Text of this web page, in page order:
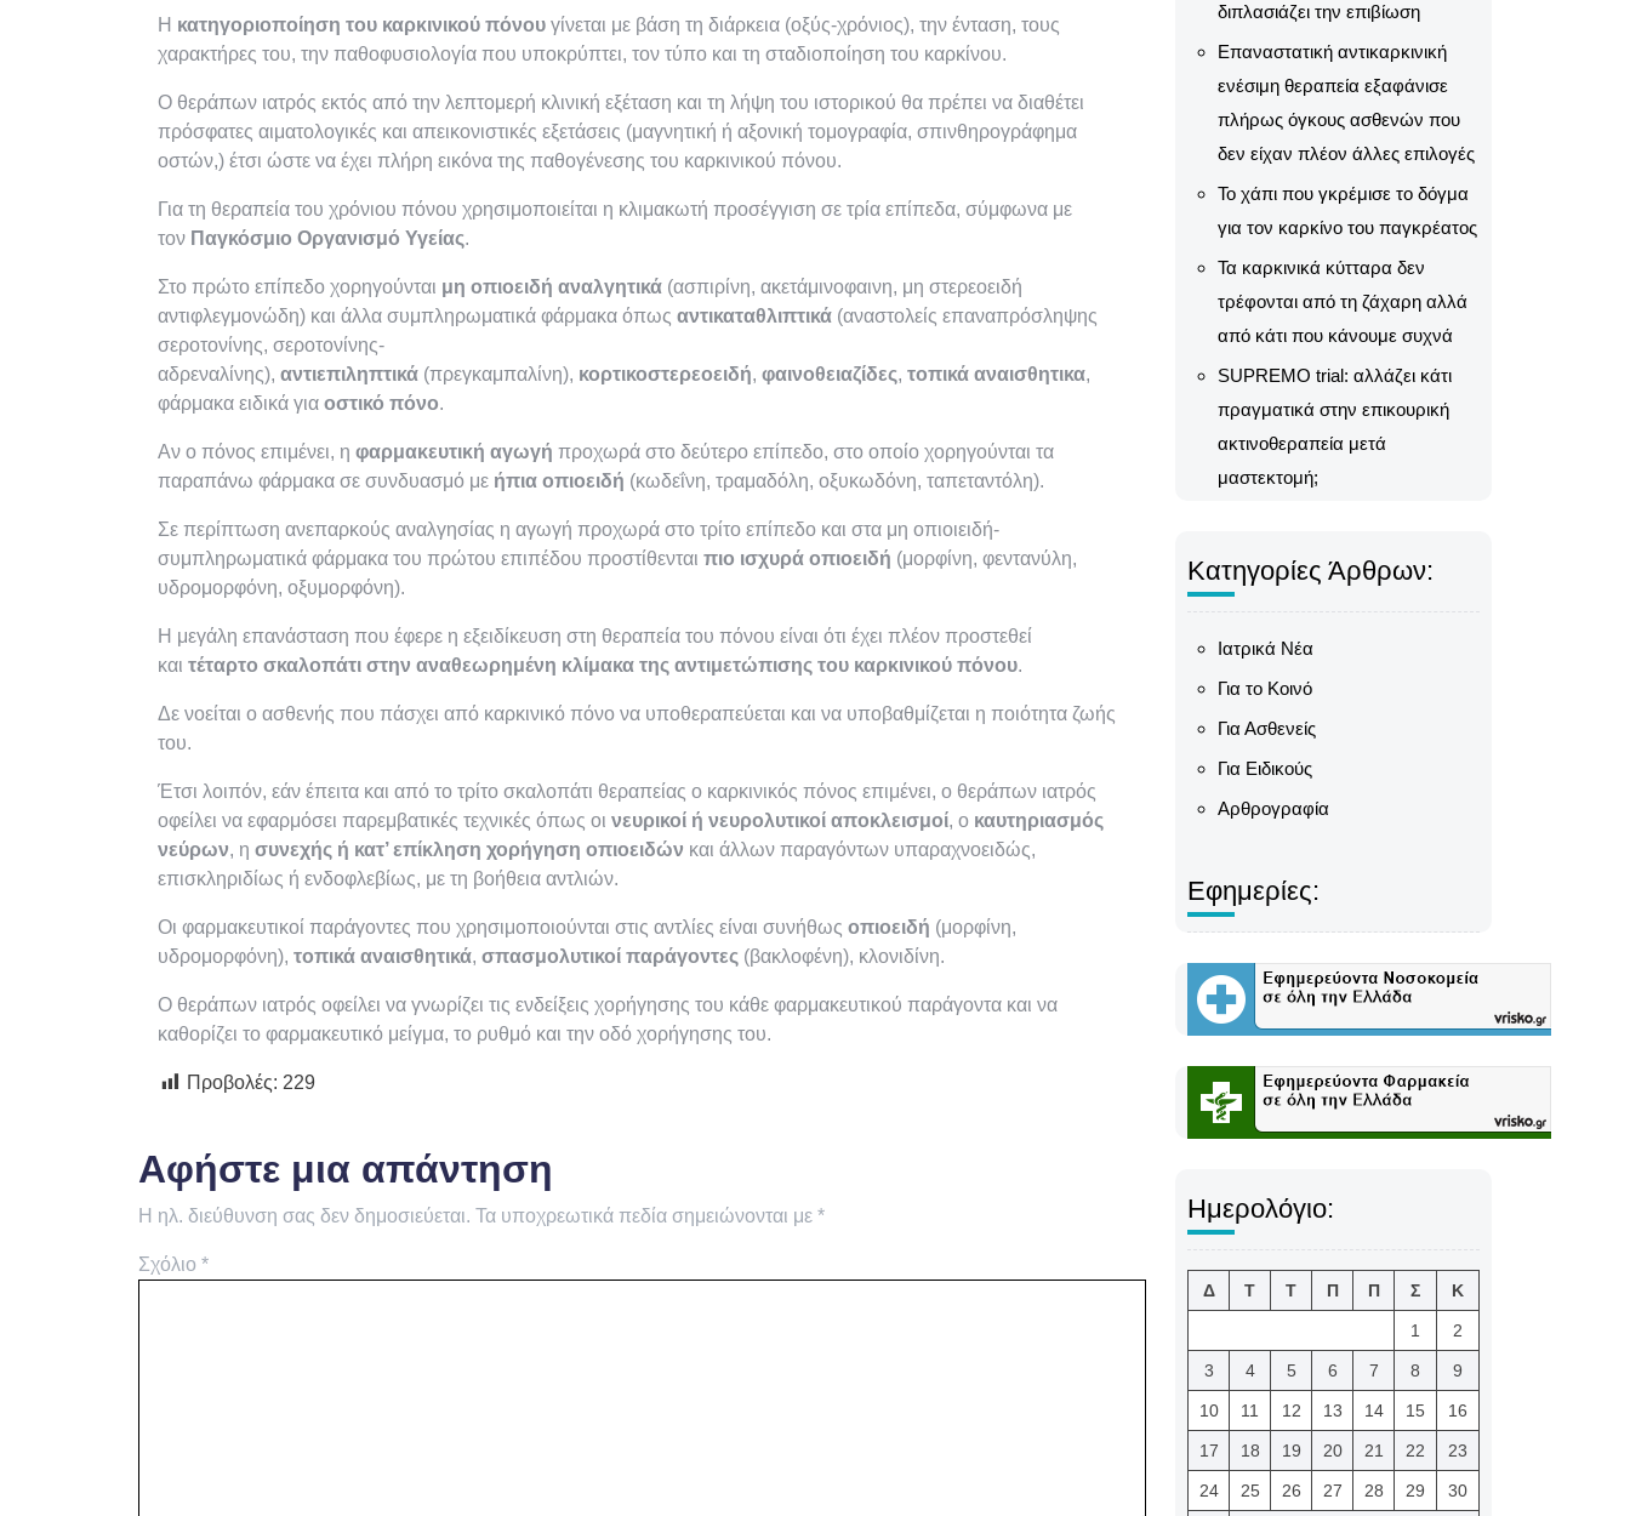
Η κατηγοριοποίηση του καρκινικού πόνου γίνεται με βάση τη διάρκεια (οξύς-χρόνιος), την ένταση, τους
χαρακτήρες του, την παθοφυσιολογία που υποκρύπτει, τον τύπο και τη σταδιοποίηση του καρκίνου.
Ο θεράπων ιατρός εκτός από την λεπτομερή κλινική εξέταση και τη λήψη του ιστορικού θα πρέπει να διαθέτει
πρόσφατες αιματολογικές και απεικονιστικές εξετάσεις (μαγνητική ή αξονική τομογραφία, σπινθηρογράφημα
οστών,) έτσι ώστε να έχει πλήρη εικόνα της παθογένεσης του καρκινικού πόνου.
Για τη θεραπεία του χρόνιου πόνου χρησιμοποιείται η κλιμακωτή προσέγγιση σε τρία επίπεδα, σύμφωνα με
τον Παγκόσμιο Οργανισμό Υγείας.
Στο πρώτο επίπεδο χορηγούνται μη οπιοειδή αναλγητικά (ασπιρίνη, ακετάμινοφαινη, μη στερεοειδή
αντιφλεγμονώδη) και άλλα συμπληρωματικά φάρμακα όπως αντικαταθλιπτικά (αναστολείς επαναπρόσληψης
σεροτονίνης, σεροτονίνης-
αδρεναλίνης), αντιεπιληπτικά (πρεγκαμπαλίνη), κορτικοστερεοειδή, φαινοθειαζίδες, τοπικά αναισθητικα,
φάρμακα ειδικά για οστικό πόνο.
Αν ο πόνος επιμένει, η φαρμακευτική αγωγή προχωρά στο δεύτερο επίπεδο, στο οποίο χορηγούνται τα
παραπάνω φάρμακα σε συνδυασμό με ήπια οπιοειδή (κωδεΐνη, τραμαδόλη, οξυκωδόνη, ταπεταντόλη).
Σε περίπτωση ανεπαρκούς αναλγησίας η αγωγή προχωρά στο τρίτο επίπεδο και στα μη οπιοιειδή-
συμπληρωματικά φάρμακα του πρώτου επιπέδου προστίθενται πιο ισχυρά οπιοειδή (μορφίνη, φεντανύλη,
υδρομορφόνη, οξυμορφόνη).
Η μεγάλη επανάσταση που έφερε η εξειδίκευση στη θεραπεία του πόνου είναι ότι έχει πλέον προστεθεί
και τέταρτο σκαλοπάτι στην αναθεωρημένη κλίμακα της αντιμετώπισης του καρκινικού πόνου.
Δε νοείται ο ασθενής που πάσχει από καρκινικό πόνο να υποθεραπεύεται και να υποβαθμίζεται η ποιότητα ζωής
του.
Έτσι λοιπόν, εάν έπειτα και από το τρίτο σκαλοπάτι θεραπείας ο καρκινικός πόνος επιμένει, ο θεράπων ιατρός
οφείλει να εφαρμόσει παρεμβατικές τεχνικές όπως οι νευρικοί ή νευρολυτικοί αποκλεισμοί, ο καυτηριασμός
νεύρων, η συνεχής ή κατ’ επίκληση χορήγηση οπιοειδών και άλλων παραγόντων υπαραχνοειδώς,
επισκληριδίως ή ενδοφλεβίως, με τη βοήθεια αντλιών.
Οι φαρμακευτικοί παράγοντες που χρησιμοποιούνται στις αντλίες είναι συνήθως οπιοειδή (μορφίνη,
υδρομορφόνη), τοπικά αναισθητικά, σπασμολυτικοί παράγοντες (βακλοφένη), κλονιδίνη.
Ο θεράπων ιατρός οφείλει να γνωρίζει τις ενδείξεις χορήγησης του κάθε φαρμακευτικού παράγοντα και να
καθορίζει το φαρμακευτικό μείγμα, το ρυθμό και την οδό χορήγησης του.
Προβολές: 229
Αφήστε μια απάντηση
Η ηλ. διεύθυνση σας δεν δημοσιεύεται. Τα υποχρεωτικά πεδία σημειώνονται με *
Σχόλιο *
διπλασιάζει την επιβίωση
Επαναστατική αντικαρκινική
ενέσιμη θεραπεία εξαφάνισε
πλήρως όγκους ασθενών που
δεν είχαν πλέον άλλες επιλογές
Το χάπι που γκρέμισε το δόγμα
για τον καρκίνο του παγκρέατος
Τα καρκινικά κύτταρα δεν
τρέφονται από τη ζάχαρη αλλά
από κάτι που κάνουμε συχνά
SUPREMO trial: αλλάζει κάτι
πραγματικά στην επικουρική
ακτινοθεραπεία μετά
μαστεκτομή;
Κατηγορίες Άρθρων:
Ιατρικά Νέα
Για το Κοινό
Για Ασθενείς
Για Ειδικούς
Αρθρογραφία
Εφημερίες:
Ημερολόγιο:
Δ Τ Τ Π Π Σ Κ
1 2
3 4 5 6 7 8 9
10 11 12 13 14 15 16
17 18 19 20 21 22 23
24 25 26 27 28 29 30